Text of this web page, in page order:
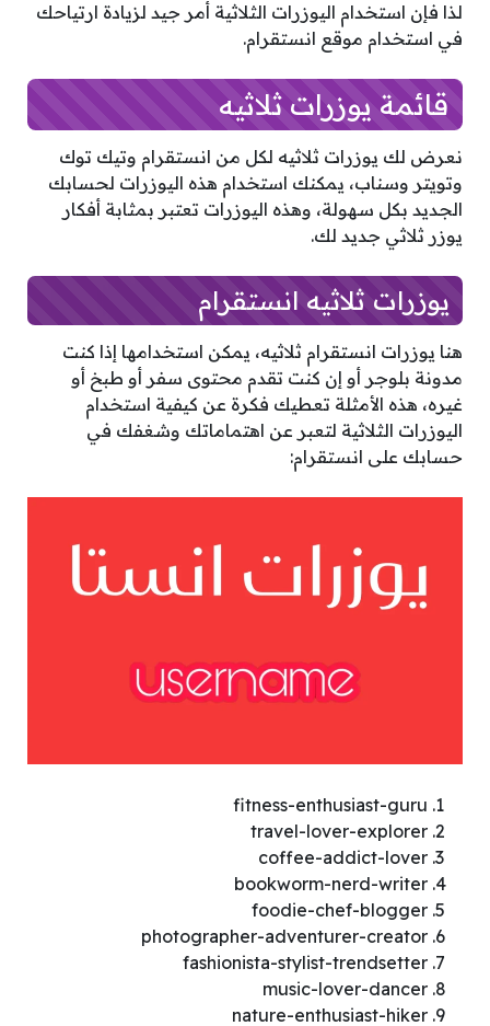
لذا فإن استخدام اليوزرات الثلاثية أمر جيد لزيادة ارتياحك
في استخدام موقع انستقرام.
قائمة يوزرات ثلاثيه
نعرض لك يوزرات ثلاثيه لكل من انستقرام وتيك توك
وتويتر وسناب، يمكنك استخدام هذه اليوزرات لحسابك
الجديد بكل سهولة، وهذه اليوزرات تعتبر بمثابة أفكار
يوزر ثلاثي جديد لك.
يوزرات ثلاثيه انستقرام
هنا يوزرات انستقرام ثلاثيه، يمكن استخدامها إذا كنت
مدونة بلوجر أو إن كنت تقدم محتوى سفر أو طبخ أو
غيره، هذه الأمثلة تعطيك فكرة عن كيفية استخدام
اليوزرات الثلاثية لتعبر عن اهتماماتك وشغفك في
حسابك على انستقرام:
fitness-enthusiast-guru
travel-lover-explorer
coffee-addict-lover
bookworm-nerd-writer
foodie-chef-blogger
photographer-adventurer-creator
fashionista-stylist-trendsetter
music-lover-dancer
nature-enthusiast-hiker